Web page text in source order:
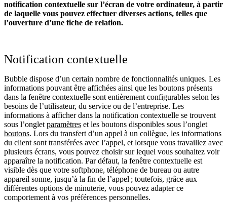
notification contextuelle sur l’écran de votre ordinateur, à partir
de laquelle vous pouvez effectuer diverses actions, telles que
l’ouverture d’une fiche de relation.
Notification contextuelle
Bubble dispose d’un certain nombre de fonctionnalités uniques. Les
informations pouvant être affichées ainsi que les boutons présents
dans la fenêtre contextuelle sont entièrement configurables selon les
besoins de l’utilisateur, du service ou de l’entreprise. Les
informations à afficher dans la notification contextuelle se trouvent
sous l’onglet paramètres et les boutons disponibles sous l’onglet
boutons. Lors du transfert d’un appel à un collègue, les informations
du client sont transférées avec l’appel, et lorsque vous travaillez avec
plusieurs écrans, vous pouvez choisir sur lequel vous souhaitez voir
apparaître la notification. Par défaut, la fenêtre contextuelle est
visible dès que votre softphone, téléphone de bureau ou autre
appareil sonne, jusqu’à la fin de l’appel ; toutefois, grâce aux
différentes options de minuterie, vous pouvez adapter ce
comportement à vos préférences personnelles.